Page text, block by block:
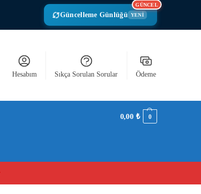
Güncelleme Günlüğü YENİ
GÜNCEL
Hesabım Sıkça Sorulan Sorular Ödeme
0,00₺ 0